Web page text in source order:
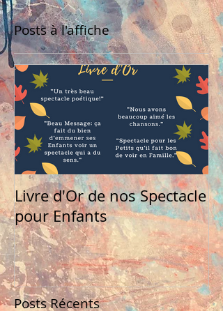
Posts à l'affiche
Livre d'Or de nos Spectacle
pour Enfants
Posts Récents